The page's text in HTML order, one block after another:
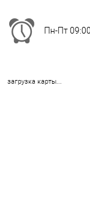
Пн-Пт
загрузка карты...